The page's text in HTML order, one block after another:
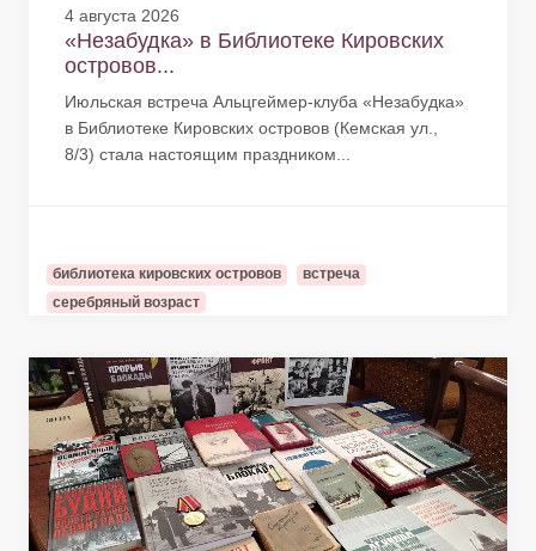
4 августа 2026
«Незабудка» в Библиотеке Кировских
островов...
Июльская встреча Альцгеймер-клуба «Незабудка»
в Библиотеке Кировских островов (Кемская ул.,
8/3) стала настоящим праздником...
библиотека кировских островов
встреча
серебряный возраст